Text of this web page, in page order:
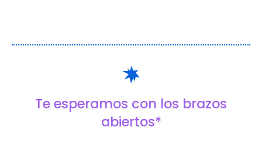
Te esperamos con los brazos
abiertos*